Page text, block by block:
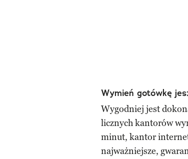
Wymień gotówkę
Wygodniej jest
licznych kantorów
minut, kantor
najważniejsze,